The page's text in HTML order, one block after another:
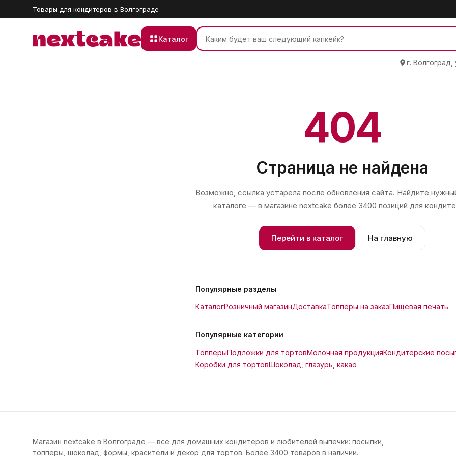
Товары для кондитеров в Волгограде
Каталог
г.
404
Страница не найдена
Возможно, ссылка устарела после обновления сайта. Найдите
каталоге — в магазине nextcake более 3400 позиций для
Перейти в каталог На главную
Популярные разделы
КаталогРозничный магазинДоставкаТопперы на заказПищевая печать
Популярные категории
ТопперыПодложки для тортовМолочная продукцияКондитерские
Коробки для тортовШоколад, глазурь, какао
Магазин nextcake в Волгограде — всё для домашних кондитеров и любителей выпечки: посыпки,
топперы, шоколад, формы, красители и декор для тортов. Более 3400 товаров в наличии.